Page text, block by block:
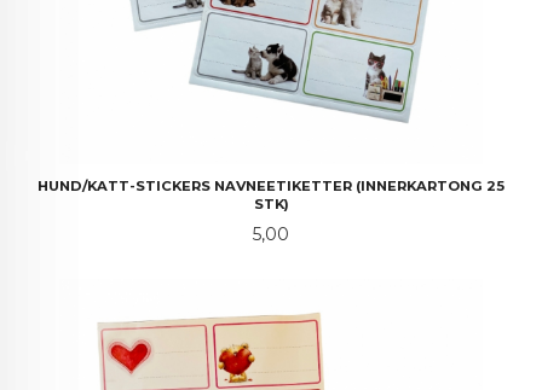
HUND/KATT-STICKERS NAVNEETIKETTER (INNERKARTONG 25
STK)
Pris
5,00